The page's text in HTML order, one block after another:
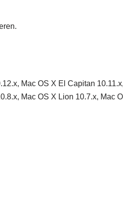
Mac OS X El Capitan 10.11.x,
Mac OS X Lion 10.7.x, Mac